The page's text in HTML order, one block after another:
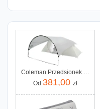
Coleman Przedsionek Classic Awning
Od 381,00 zł